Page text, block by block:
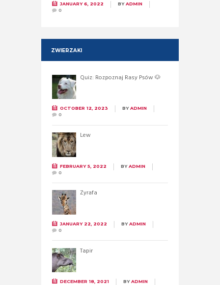
JANUARY 6, 2022 BYADMIN
0
ZWIERZAKI
Quiz: Rozpoznaj Rasy Psów 🐶
OCTOBER 12, 2023 BYADMIN
0
Lew
FEBRUARY 5, 2022 BYADMIN
0
Żyrafa
JANUARY 22, 2022 BYADMIN
0
Tapir
DECEMBER 18, 2021 BYADMIN